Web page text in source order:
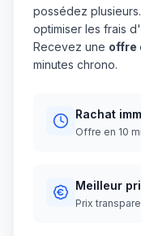
possédez
optimiser les frais
Recevez une offre
minutes chrono.
Rachat
Offre en 10
Meilleur
Prix